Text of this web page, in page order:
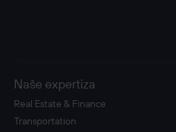
Naše expertiza
Real Estate & Finance
Transportation